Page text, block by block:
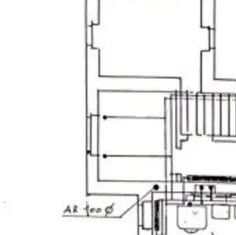
+43 676 605 9800
properties.at
dem Vermittler und dem zu vermittelnden Dritten ein
Doppelmakler tätig.